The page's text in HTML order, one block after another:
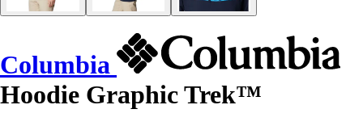
Columbia
Hoodie Graphic Trek™